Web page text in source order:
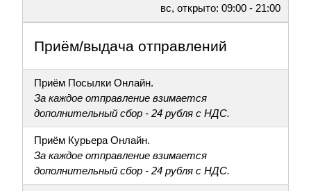
вс, открыто: 09:00 - 21:00
Приём/выдача отправлений
Приём Посылки Онлайн.
За каждое отправление взимается
дополнительный сбор - 24 рубля с НДС.
Приём Курьера Онлайн.
За каждое отправление взимается
дополнительный сбор - 24 рубля с НДС.